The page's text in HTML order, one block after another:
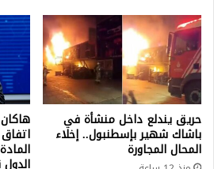
حريق يندلع داخل منشأة في
باشاك شهير بإسطنبول.. إخلاء
المحال المجاورة